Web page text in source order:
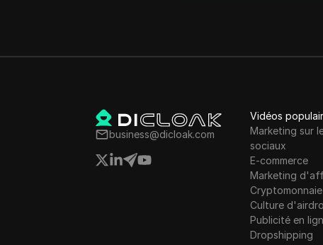
business@dicloak.com
Vidéos
Marketing sur
sociaux
E-commerce
Marketing
Cryptomonnaie
Culture
Publicité en
Dropshipping